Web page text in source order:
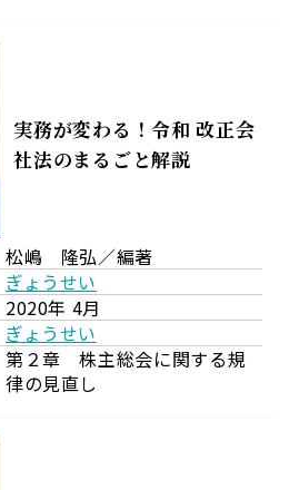
実務が変わる！令和 改正会
社法のまるごと解説
松嶋 隆弘／編著
ぎょうせい
2020年 4月
ぎょうせい
第２章 株主総会に関する規
律の見直し